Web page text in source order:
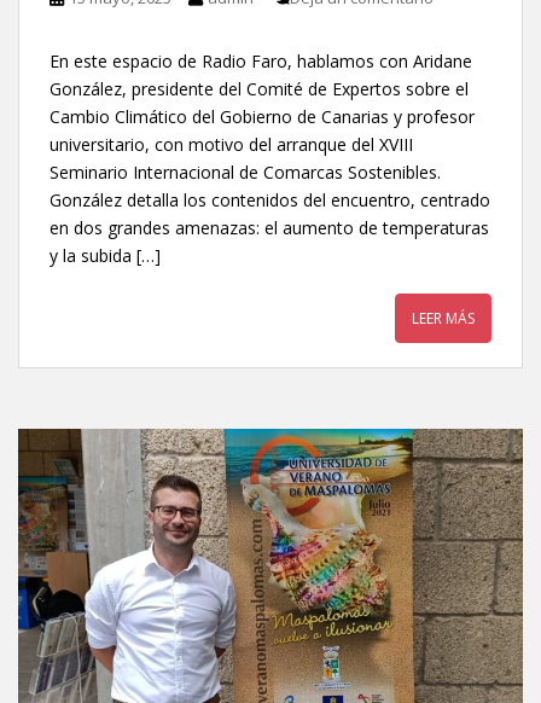
En este espacio de Radio Faro, hablamos con Aridane
González, presidente del Comité de Expertos sobre el
Cambio Climático del Gobierno de Canarias y profesor
universitario, con motivo del arranque del XVIII
Seminario Internacional de Comarcas Sostenibles.
González detalla los contenidos del encuentro, centrado
en dos grandes amenazas: el aumento de temperaturas
y la subida […]
LEER MÁS